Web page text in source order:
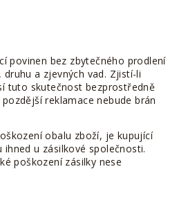
povinen bez zbytečného prodlení
a zjevných vad. Zjistí-li
tuto skutečnost bezprostředně
reklamace nebude brán
obalu zboží, je kupující
u zásilkové společnosti.
poškození zásilky nese